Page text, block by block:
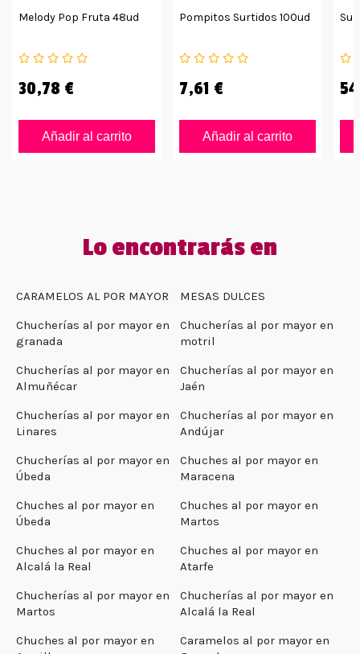
Melody Pop Fruta 48ud
30,78 €
Añadir al carrito
Pompitos Surtidos 100ud
7,61 €
Añadir al carrito
Lo encontrarás en
CARAMELOS AL POR MAYOR
MESAS DULCES
Chucherías al por mayor en
granada
Chucherías al por mayor en
motril
Chucherías al por mayor en
Almuñécar
Chucherías al por mayor en
Jaén
Chucherías al por mayor en
Linares
Chucherías al por mayor en
Andújar
Chucherías al por mayor en
Úbeda
Chuches al por mayor en
Maracena
Chuches al por mayor en
Úbeda
Chuches al por mayor en
Martos
Chuches al por mayor en
Alcalá la Real
Chuches al por mayor en
Atarfe
Chucherías al por mayor en
Martos
Chucherías al por mayor en
Alcalá la Real
Chuches al por mayor en
Caramelos al por mayor en